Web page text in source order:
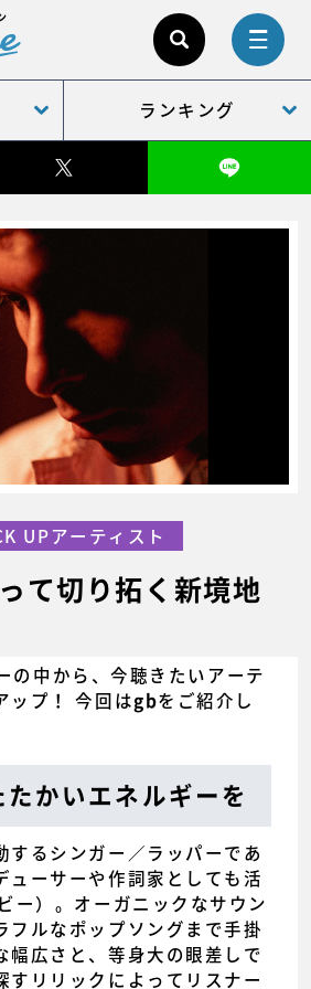
ランキング
て切り拓く新境地
UPアーティスト
の中から、今聴きたいアーテ
ップ！ 今回はgbをご紹介し
かいエネルギーを
するシンガー／ラッパーであ
ューサーや作詞家としても活
ー）。オーガニックなサウン
フルなポップソングまで手掛
幅広さと、等身大の眼差しで
すリリックによってリスナー